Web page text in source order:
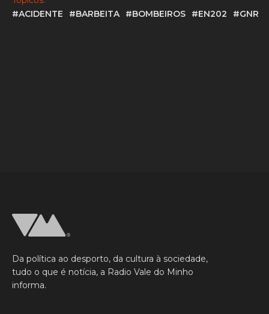
#ACIDENTE
#BARBEITA #BOMBEIROS #EN202 #GNR
Da política ao desporto, da cultura à sociedade,
tudo o que é notícia, a Radio Vale do Minho
informa.